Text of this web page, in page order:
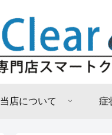
当店について 症